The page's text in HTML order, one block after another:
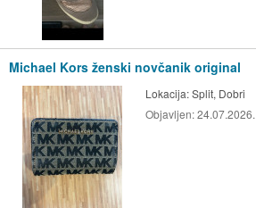
Michael Kors ženski novčanik original
Lokacija:Split, Dobri
Objavljen:24.07.2026.